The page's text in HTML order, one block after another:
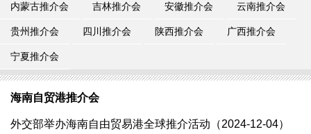
内蒙古推介会 吉林推介会 安徽推介会 云南推介会
贵州推介会 四川推介会 陕西推介会 广西推介会
宁夏推介会
海南自贸港推介会
​外交部举办海南自由贸易港全球推介活动（2024-12-04）